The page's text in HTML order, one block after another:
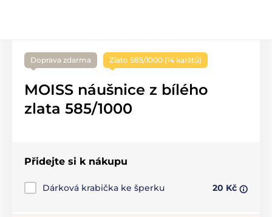
Doprava zdarma Zlato 585/1000 (14 karátů)
MOISS náušnice z bílého
zlata 585/1000
Přidejte si k nákupu
Dárková krabička ke šperku 20 Kč